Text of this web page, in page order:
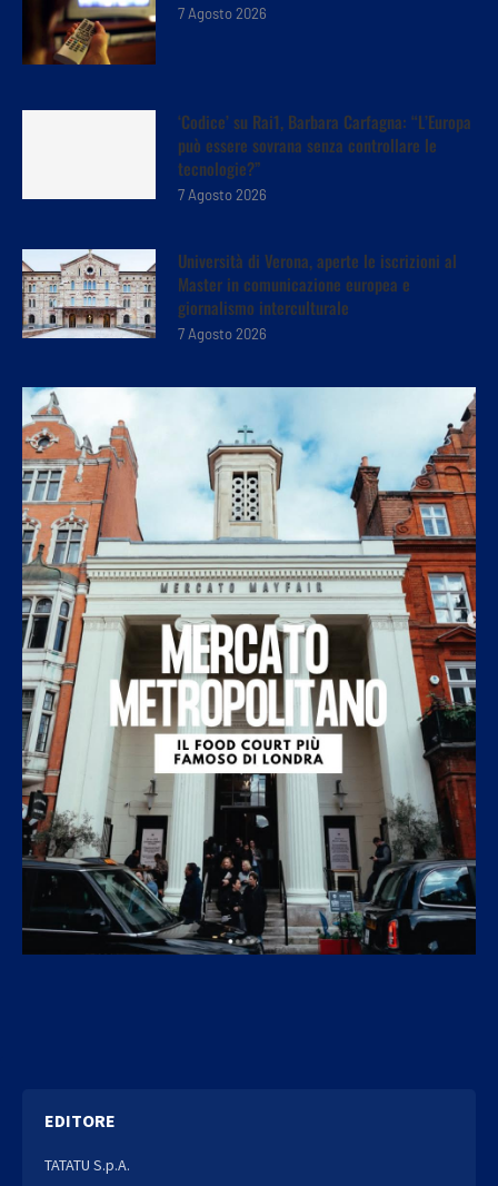
7 Agosto 2026
‘Codice’ su Rai1, Barbara Carfagna: “L’Europa
può essere sovrana senza controllare le
tecnologie?”
7 Agosto 2026
Università di Verona, aperte le iscrizioni al
Master in comunicazione europea e
giornalismo interculturale
7 Agosto 2026
EDITORE
TATATU S.p.A.